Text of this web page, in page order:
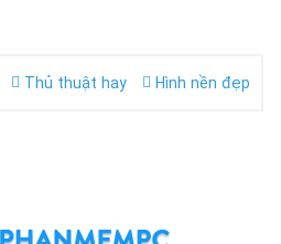
Thủ thuật hay Hình nền đẹp